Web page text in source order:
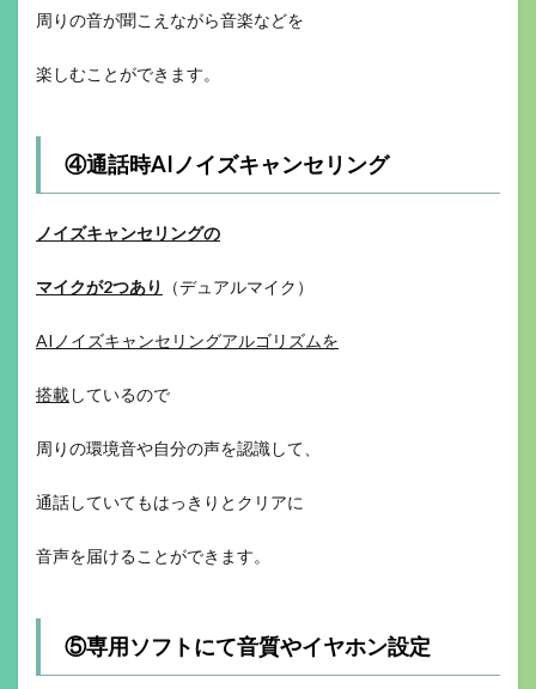
周りの音が聞こえながら音楽などを
楽しむことができます。
④通話時AIノイズキャンセリング
ノイズキャンセリングの
マイクが2つあり （デュアルマイク）
AIノイズキャンセリングアルゴリズムを
搭載しているので
周りの環境音や自分の声を認識して、
通話していてもはっきりとクリアに
音声を届けることができます。
⑤専用ソフトにて音質やイヤホン設定